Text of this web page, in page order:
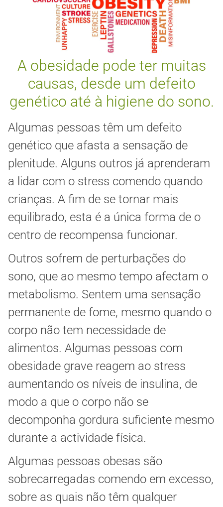
A obesidade pode ter muitas
causas, desde um defeito
genético até à higiene do sono.
Algumas pessoas têm um defeito
genético que afasta a sensação de
plenitude. Alguns outros já aprenderam
a lidar com o stress comendo quando
crianças. A fim de se tornar mais
equilibrado, esta é a única forma de o
centro de recompensa funcionar.
Outros sofrem de perturbações do
sono, que ao mesmo tempo afectam o
metabolismo. Sentem uma sensação
permanente de fome, mesmo quando o
corpo não tem necessidade de
alimentos. Algumas pessoas com
obesidade grave reagem ao stress
aumentando os níveis de insulina, de
modo a que o corpo não se
decomponha gordura suficiente mesmo
durante a actividade física.
Algumas pessoas obesas são
sobrecarregadas comendo em excesso,
sobre as quais não têm qualquer